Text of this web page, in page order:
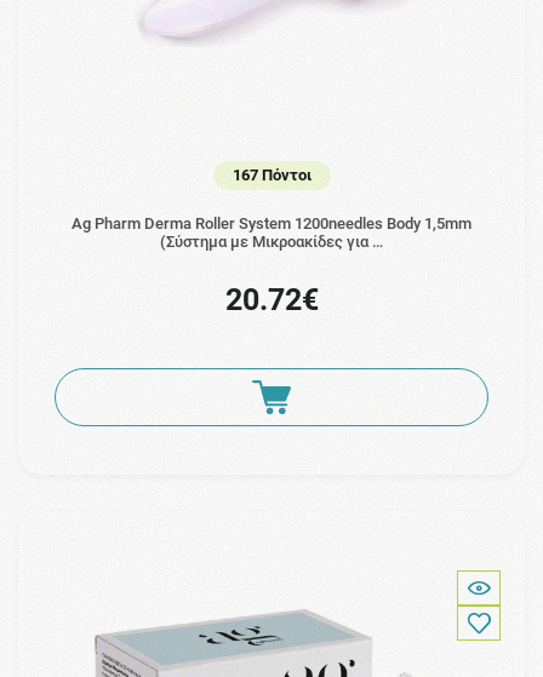
167 Πόντοι
Ag Pharm Derma Roller System 1200needles Body 1,5mm
(Σύστημα με Μικροακίδες για …
20.72€